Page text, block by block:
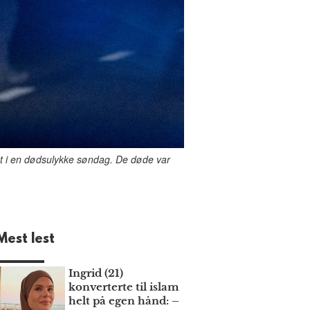
i en dødsulykke søndag. De døde var
lest
Ingrid (21)
konverterte til islam
helt på egen hånd: –